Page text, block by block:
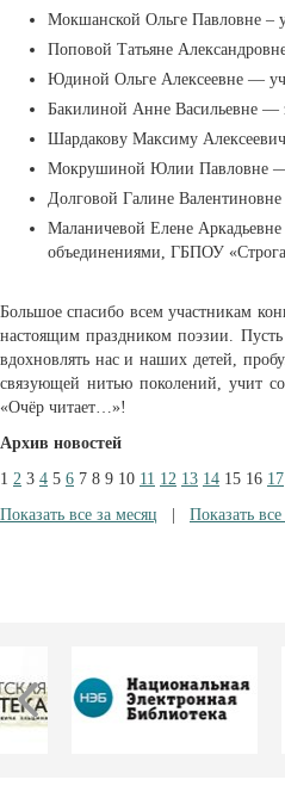
Мокшанской Ольге Павловне –
Поповой Татьяне
Юдиной Ольге Алексеевне —
Бакилиной Анне Васильевне —
Шардакову Максиму
Мокрушиной Юлии Павловне
Долговой Галине
Маланичевой Елене
объединениями, ГБПОУ
Большое спасибо всем участникам
настоящим праздником поэзии.
вдохновлять нас и наших детей,
связующей нитью поколений, учит
«Очёр читает…»!
Архив новостей
1 2 3 4 5 6 7 8 9 10 11 12 13 14 15 16 17
Показать все за месяц | Показать все